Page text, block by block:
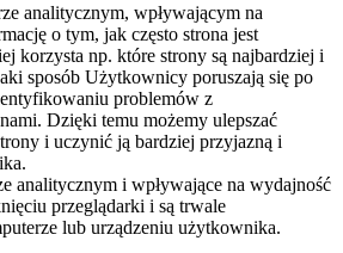
analitycznym, wpływającym na
o tym, jak często strona jest
korzysta np. które strony są najbardziej i
sposób Użytkownicy poruszają się po
problemów z
Dzięki temu możemy ulepszać
i uczynić ją bardziej przyjazną i
analitycznym i wpływające na wydajność
przeglądarki i są trwale
lub urządzeniu użytkownika.